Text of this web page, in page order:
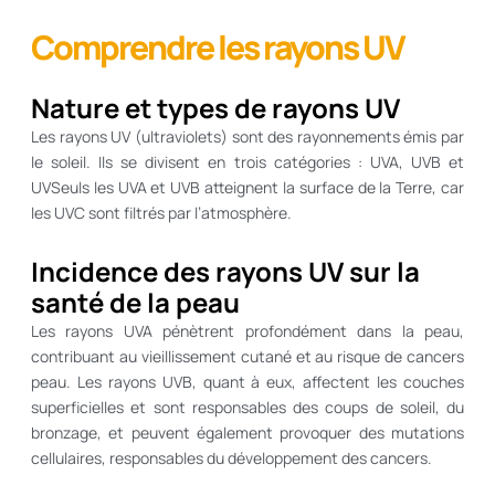
Comprendre les rayons UV
Nature et types de rayons UV
Les rayons UV (ultraviolets) sont des rayonnements émis par
le soleil. Ils se divisent en trois catégories : UVA, UVB et
UVSeuls les UVA et UVB atteignent la surface de la Terre, car
les UVC sont filtrés par l’atmosphère.
Incidence des rayons UV sur la
santé de la peau
Les rayons UVA pénètrent profondément dans la peau,
contribuant au vieillissement cutané et au risque de cancers
peau. Les rayons UVB, quant à eux, affectent les couches
superficielles et sont responsables des coups de soleil, du
bronzage, et peuvent également provoquer des mutations
cellulaires, responsables du développement des cancers.